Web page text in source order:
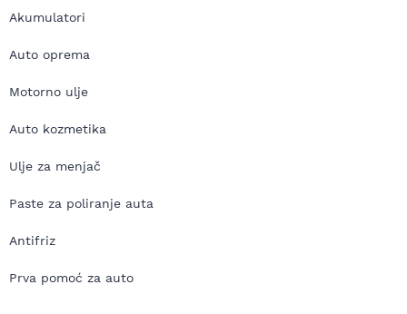
Akumulatori
Auto oprema
Motorno ulje
Auto kozmetika
Ulje za menjač
Paste za poliranje auta
Antifriz
Prva pomoć za auto